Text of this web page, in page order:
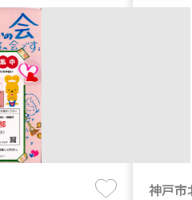
神戸市